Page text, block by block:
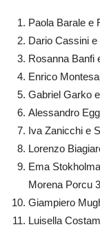
Paola Barale e
Dario Cassini
Rosanna Banfi
Enrico
Gabriel Garko
Alessandro
Iva Zanicchi e
Lorenzo
Ema
Morena Porcu
Giampiero
Luisella